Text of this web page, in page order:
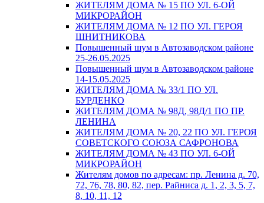
ЖИТЕЛЯМ ДОМА № 15 ПО УЛ. 6-ОЙ
МИКРОРАЙОН
ЖИТЕЛЯМ ДОМА № 12 ПО УЛ. ГЕРОЯ
ШНИТНИКОВА
Повышенный шум в Автозаводском районе
25-26.05.2025
Повышенный шум в Автозаводском районе
14-15.05.2025
ЖИТЕЛЯМ ДОМА № 33/1 ПО УЛ.
БУРДЕНКО
ЖИТЕЛЯМ ДОМА № 98Д, 98Д/1 ПО ПР.
ЛЕНИНА
ЖИТЕЛЯМ ДОМА № 20, 22 ПО УЛ. ГЕРОЯ
СОВЕТСКОГО СОЮЗА САФРОНОВА
ЖИТЕЛЯМ ДОМА № 43 ПО УЛ. 6-ОЙ
МИКРОРАЙОН
Жителям домов по адресам: пр. Ленина д. 70,
72, 76, 78, 80, 82, пер. Райниса д. 1, 2, 3, 5, 7,
8, 10, 11, 12